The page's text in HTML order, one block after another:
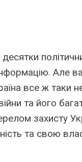
Але
все ж таки не
та його
захисту
та свою